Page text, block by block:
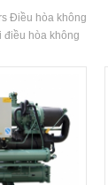
Điều hòa không
điều hòa không
khí tủ có
cao và gió
số kỹ thuật
mát nhiệt độ.
Hstars làm
~ 147,7kw Ứng
tâm mua sắm,